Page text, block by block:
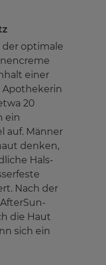
der optimale
einer
Apothekerin
20
ein
auf. Männer
denken,
Hals-
Nach der
die Haut
sich ein